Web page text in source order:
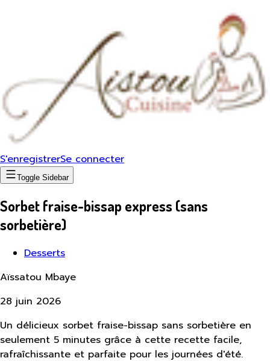
S'enregistrerSe connecter
Toggle Sidebar
Sorbet fraise-bissap express (sans
sorbetière)
Desserts
Aïssatou Mbaye
28 juin 2026
Un délicieux sorbet fraise-bissap sans sorbetière en
seulement 5 minutes grâce à cette recette facile,
rafraîchissante et parfaite pour les journées d'été.